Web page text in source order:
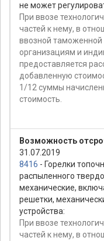
не может
При ввозе
частей к нему, в
ввозной
организациям и
предоставляется
добавленную
1/12 суммы
стоимость.
Возможность
31.07.2019
8416 - Горелки
распыленного
механические,
решетки,
устройства:
При ввозе
частей к нему, в